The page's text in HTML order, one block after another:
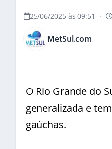
25/06/2025 às 09:51 •
MetSul.com
O Rio Grande do
generalizada e
gaúchas.